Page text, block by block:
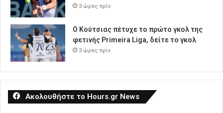
3 ώρες πρίν
Ο Κούτσιας πέτυχε το πρώτο γκολ της
φετινής Primeira Liga, δείτε το γκολ
3 ώρες πρίν
Ακολουθήστε το Hours.gr News